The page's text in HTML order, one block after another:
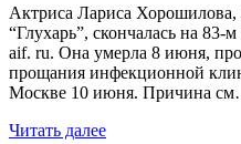
Актриса Лариса Хорошилова,
“Глухарь”, скончалась на
aif. ru. Она умерла 8 июня,
прощания инфекционной
Москве 10 июня. Причина
Читать далее